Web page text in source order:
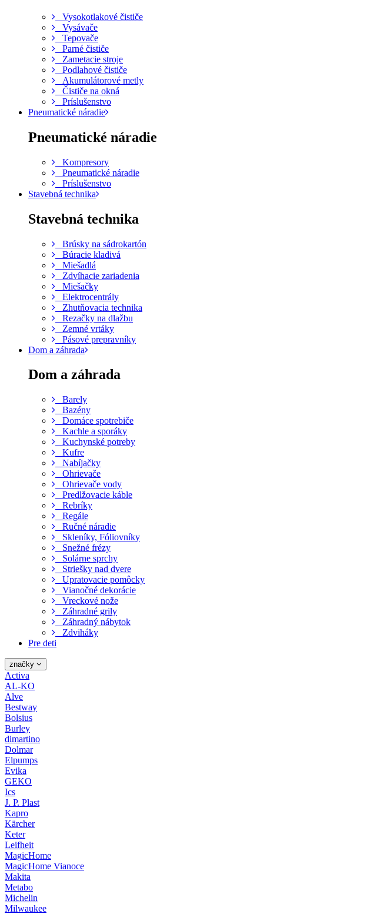
Vysokotlakové čističe
Vysávače
Tepovače
Parné čističe
Zametacie stroje
Podlahové čističe
Akumulátorové metly
Čističe na okná
Príslušenstvo
Pneumatické náradie
Pneumatické náradie
Kompresory
Pneumatické náradie
Príslušenstvo
Stavebná technika
Stavebná technika
Brúsky na sádrokartón
Búracie kladivá
Miešadlá
Zdvíhacie zariadenia
Miešačky
Elektrocentrály
Zhutňovacia technika
Rezačky na dlažbu
Zemné vrtáky
Pásové prepravníky
Dom a záhrada
Dom a záhrada
Barely
Bazény
Domáce spotrebiče
Kachle a sporáky
Kuchynské potreby
Kufre
Nabíjačky
Ohrievače
Ohrievače vody
Predlžovacie káble
Rebríky
Regále
Ručné náradie
Skleníky, Fóliovníky
Snežné frézy
Solárne sprchy
Striešky nad dvere
Upratovacie pomôcky
Vianočné dekorácie
Vreckové nože
Záhradné grily
Záhradný nábytok
Zdviháky
Pre deti
značky
Activa
AL-KO
Alve
Bestway
Bolsius
Burley
dimartino
Dolmar
Elpumps
Evika
GEKO
Ics
J. P. Plast
Kapro
Kärcher
Keter
Leifheit
MagicHome
MagicHome Vianoce
Makita
Metabo
Michelin
Milwaukee